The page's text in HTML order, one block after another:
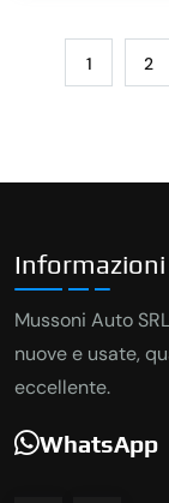
1 2
Informazioni
Mussoni Auto
nuove e usate,
eccellente.
WhatsApp